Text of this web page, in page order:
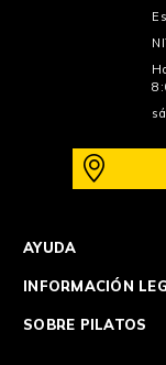
AYUDA
INFORMACIÓN
SOBRE PILATOS